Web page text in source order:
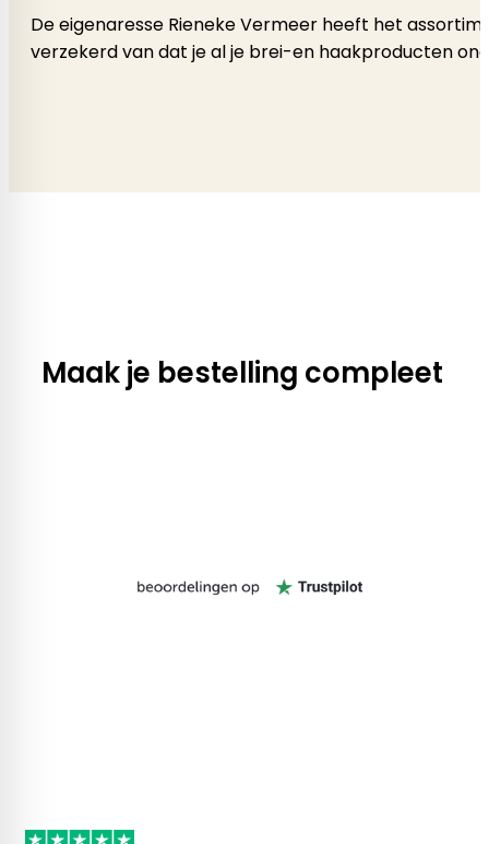
De eigenaresse Rieneke Vermeer heeft het
verzekerd van dat je al je brei-en haakproducten
Maak je bestelling compleet